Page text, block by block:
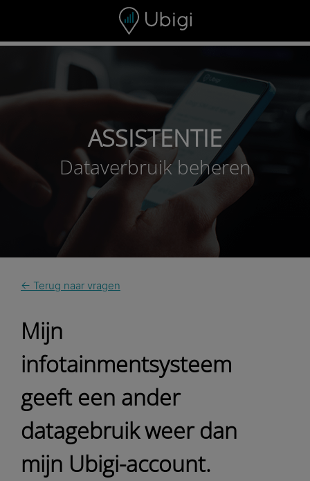
ASSISTENTIE
Dataverbruik beheren
← Terug naar vragen
Mijn
infotainmentsysteem
geeft een ander
datagebruik weer dan
mijn Ubigi-account.